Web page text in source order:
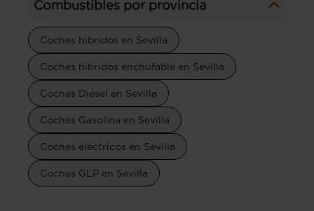
Combustibles por provincia
Coches hibridos en Sevilla
Coches hibridos enchufable en Sevilla
Coches Diésel en Sevilla
Coches Gasolina en Sevilla
Coches eléctricos en Sevilla
Coches GLP en Sevilla